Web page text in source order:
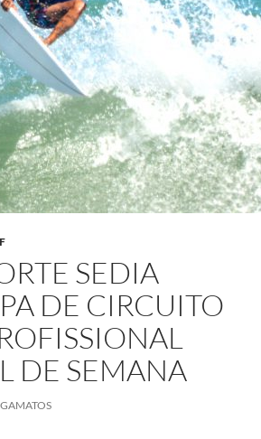
SEDIA
DE CIRCUITO
DE SEMANA